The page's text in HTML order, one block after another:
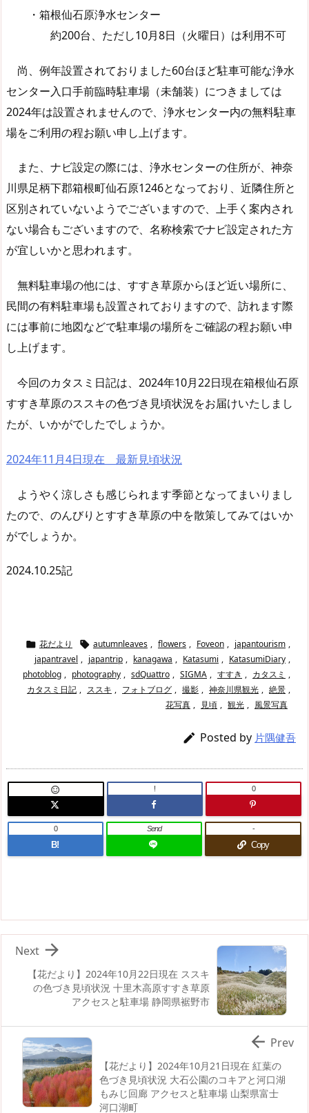
・箱根仙石原浄水センター
約200台、ただし10月8日（火曜日）は利用不可
尚、例年設置されておりました60台ほど駐車可能な浄水
センター入口手前臨時駐車場（未舗装）につきましては
2024年は設置されませんので、浄水センター内の無料駐車
場をご利用の程お願い申し上げます。
また、ナビ設定の際には、浄水センターの住所が、神奈
川県足柄下郡箱根町仙石原1246となっており、近隣住所と
区別されていないようでございますので、上手く案内され
ない場合もございますので、名称検索でナビ設定された方
が宜しいかと思われます。
無料駐車場の他には、すすき草原からほど近い場所に、
民間の有料駐車場も設置されておりますので、訪れます際
には事前に地図などで駐車場の場所をご確認の程お願い申
し上げます。
今回のカタスミ日記は、2024年10月22日現在箱根仙石原
すすき草原のススキの色づき見頃状況をお届けいたしまし
たが、いかがでしたでしょうか。
2024年11月4日現在 最新見頃状況
ようやく涼しさも感じられます季節となってまいりまし
たので、のんびりとすすき草原の中を散策してみてはいか
がでしょうか。
2024.10.25記
 花だより  autumnleaves , flowers , Foveon , japantourism ,
japantravel , japantrip , kanagawa , Katasumi , KatasumiDiary ,
photoblog , photography , sdQuattro , SIGMA , すすき , カタスミ ,
カタスミ日記 , ススキ , フォトブログ , 撮影 , 神奈川県観光 , 絶景 ,
花写真 , 見頃 , 観光 , 風景写真
 Posted by 片隅健吾
 ! 0
B!
0 Send
Copy
-
【花だより】2024年10月22日現在 ススキ
の色づき見頃状況 十里木高原すすき草原
アクセスと駐車場 静岡県裾野市

Next
【花だより】2024年10月21日現在 紅葉の
色づき見頃状況 大石公園のコキアと河口湖
もみじ回廊 アクセスと駐車場 山梨県富士
河口湖町
 Prev